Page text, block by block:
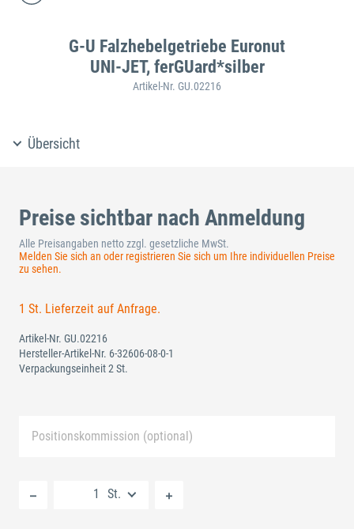
G-U Falzhebelgetriebe Euronut
UNI-JET, ferGUard*silber
Artikel-Nr. GU.02216
Übersicht
Preise sichtbar nach Anmeldung
Alle Preisangaben netto zzgl. gesetzliche MwSt.
Melden Sie sich an oder registrieren Sie sich um Ihre individuellen Preise
zu sehen.
1 St. Lieferzeit auf Anfrage.
Artikel-Nr. GU.02216
Hersteller-Artikel-Nr. 6-32606-08-0-1
Verpackungseinheit 2 St.
Positionskommission (optional)
St.